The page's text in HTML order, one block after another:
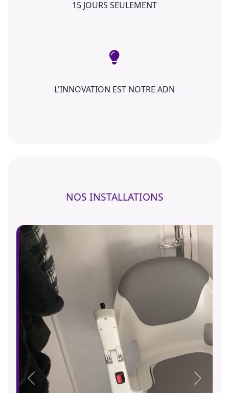
15 JOURS SEULEMENT
L'INNOVATION EST NOTRE ADN
NOS INSTALLATIONS
Précédent Suivant